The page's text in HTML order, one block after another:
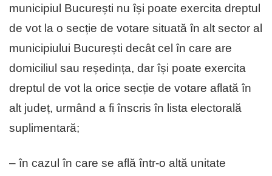
municipiul București nu își poate exercita dreptul
de vot la o secție de votare situată în alt sector al
municipiului București decât cel în care are
domiciliul sau reședința, dar își poate exercita
dreptul de vot la orice secție de votare aflată în
alt județ, urmând a fi înscris în lista electorală
suplimentară;
– în cazul în care se află într-o altă unitate